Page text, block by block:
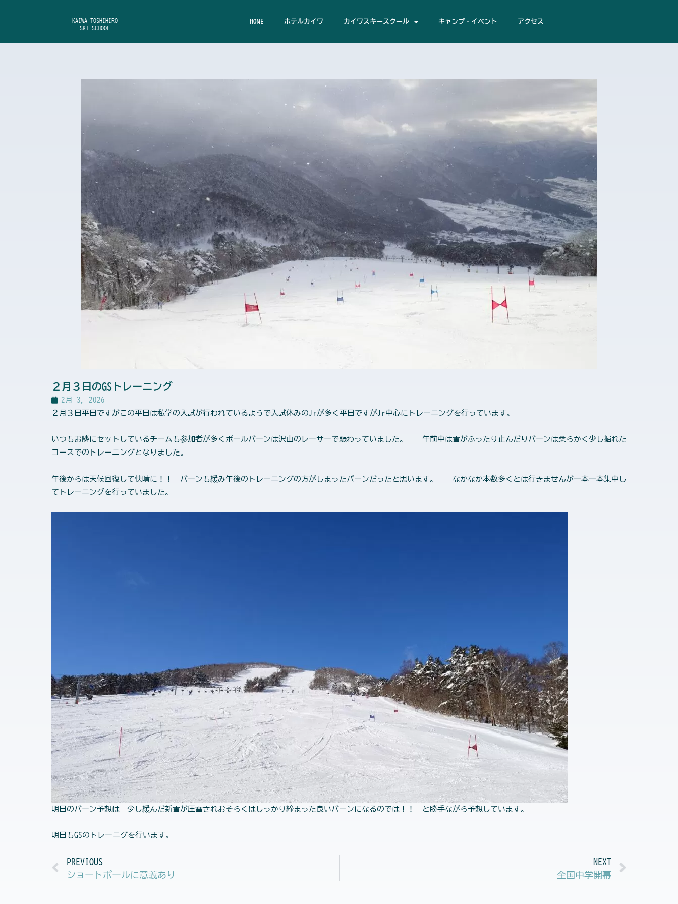
ス
KAIWA TOSHIHIRO
SKI SCHOOL
HOME ホテルカイワ カイワスキースクール キャンプ・イベント アクセス
２月３日のGSトレーニング
2月 3, 2026
２月３日平日ですがこの平日は私学の入試が行われているようで入試休みのJrが多く平日ですがJr中心にトレーニングを行っています。
いつもお隣にセットしているチームも参加者が多くポールバーンは沢山のレーサーで賑わっていました。 午前中は雪がふったり止んだりバーンは柔らかく少し掘れた
コースでのトレーニングとなりました。
午後からは天候回復して快晴に！！ バーンも緩み午後のトレーニングの方がしまったバーンだったと思います。 なかなか本数多くとは行きませんが一本一本集中し
てトレーニングを行っていました。
明日のバーン予想は 少し緩んだ新雪が圧雪されおそらくはしっかり締まった良いバーンになるのでは！！ と勝手ながら予想しています。
明日もGSのトレーニグを行います。
Prev
PREVIOUS
ショートポールに意義あり
NEXT
全国中学開幕